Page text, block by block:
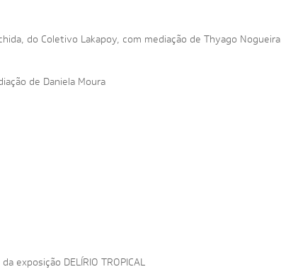
do Coletivo Lakapoy, com mediação de Thyago Nogueira
de Daniela Moura
exposição DELÍRIO TROPICAL